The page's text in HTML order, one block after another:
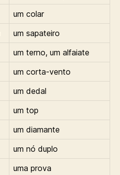
um colar
um sapateiro
um terno, um alfaiate
um corta-vento
um dedal
um top
um diamante
um nó duplo
uma prova